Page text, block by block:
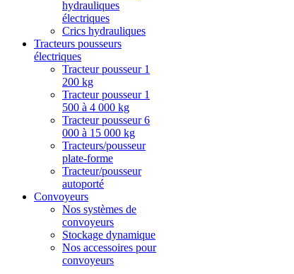
hydrauliques
électriques
Crics hydrauliques
Tracteurs pousseurs
électriques
Tracteur pousseur 1
200 kg
Tracteur pousseur 1
500 à 4 000 kg
Tracteur pousseur 6
000 à 15 000 kg
Tracteurs/pousseur
plate-forme
Tracteur/pousseur
autoporté
Convoyeurs
Nos systèmes de
convoyeurs
Stockage dynamique
Nos accessoires pour
convoyeurs